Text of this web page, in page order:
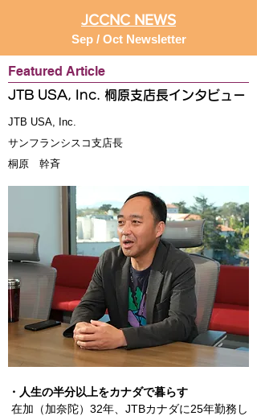
JCCNC NEWS
Sep / Oct Newsletter
Featured Article
JTB USA, Inc. 桐原支店長インタビュー
JTB USA, Inc.
サンフランシスコ支店長
桐原 幹斉
・人生の半分以上をカナダで暮らす
在加（加奈陀）32年、JTBカナダに25年勤務し